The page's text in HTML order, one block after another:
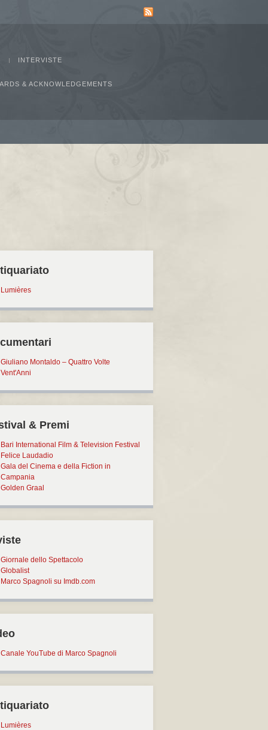
INTERVISTE
& ACKNOWLEDGEMENTS
Lumières
Giuliano Montaldo – Quattro Volte
Vent'Anni
& Premi
Bari International Film & Television Festival
Felice Laudadio
Gala del Cinema e della Fiction in
Campania
Golden Graal
Giornale dello Spettacolo
Globalist
Marco Spagnoli su Imdb.com
Canale YouTube di Marco Spagnoli
Lumières